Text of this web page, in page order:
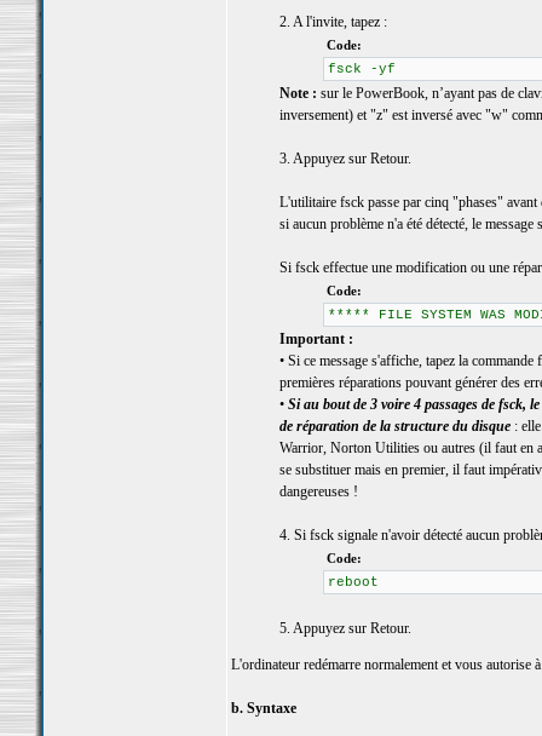
2. A l'invite, tapez :
Code:
fsck -yf
Note : sur le PowerBook, n’ayant pas de
inversement) et "z" est inversé avec "w"
3. Appuyez sur Retour.
L'utilitaire fsck passe par cinq "phases"
si aucun problème n'a été détecté, le
Si fsck effectue une modification ou une
Code:
***** FILE SYSTEM WAS
Important :
• Si ce message s'affiche, tapez la
premières réparations pouvant générer des
• Si au bout de 3 voire 4 passages de
de réparation de la structure du disque: elle
Warrior, Norton Utilities ou autres (il faut en
se substituer mais en premier, il faut
dangereuses !
4. Si fsck signale n'avoir détecté aucun
Code:
reboot
5. Appuyez sur Retour.
L'ordinateur redémarre normalement et vous autorise
b. Syntaxe